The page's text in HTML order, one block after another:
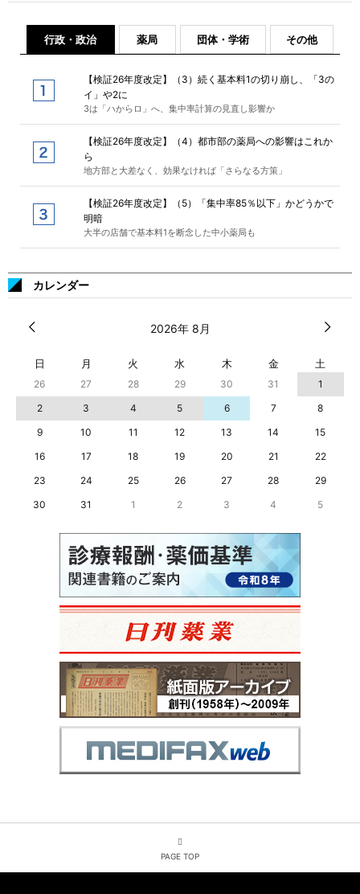
行政・政治 薬局 団体・学術 その他
【検証26年度改定】（3）続く基本料1の切り崩し、「3の
イ」や2に
3は「ハからロ」へ、集中率計算の見直し影響か
【検証26年度改定】（4）都市部の薬局への影響はこれか
ら
地方部と大差なく、効果なければ「さらなる方策」
【検証26年度改定】（5）「集中率85％以下」かどうかで
明暗
大半の店舗で基本料1を断念した中小薬局も
カレンダー
2026年 8月
日 月 火 水 木 金 土
26 27 28 29 30 31
1
2
3 4 5 6 7
8
9
10 11 12 13 14
15
16
17 18 19 20 21
22
23
24 25 26 27 28
29
30
31 1 2 3 4 5
PAGE TOP